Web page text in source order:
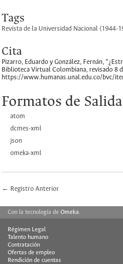
Tags
Revista de la Universidad Nacional (1944-
Cita
Pizarro, Eduardo y González, Fernán,
Biblioteca Virtual Colombiana, revisado 8
https://www.humanas.unal.edu.co/bvc/
Formatos de
atom
dcmes-xml
json
omeka-xml
← Registro Anterior
Con la tecnología de Omeka.
Régimen Legal
Talento humano
Contratación
Ofertas de empleo
Rendición de cuentas